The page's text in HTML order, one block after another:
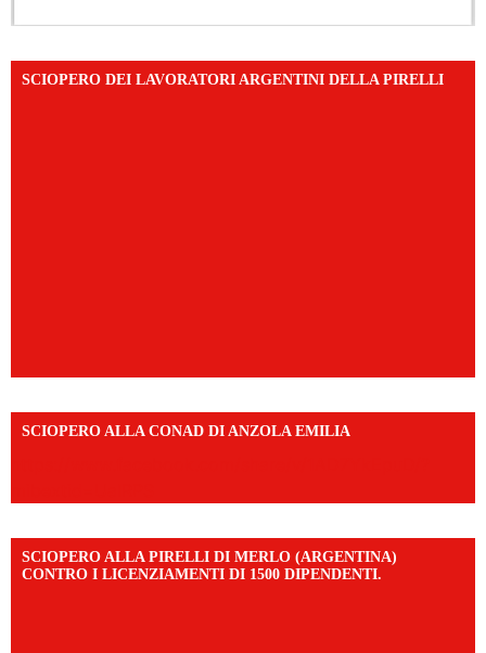
SCIOPERO DEI LAVORATORI ARGENTINI DELLA PIRELLI
SCIOPERO ALLA CONAD DI ANZOLA EMILIA
SCIOPERO ALLA PIRELLI DI MERLO (ARGENTINA)
CONTRO I LICENZIAMENTI DI 1500 DIPENDENTI.